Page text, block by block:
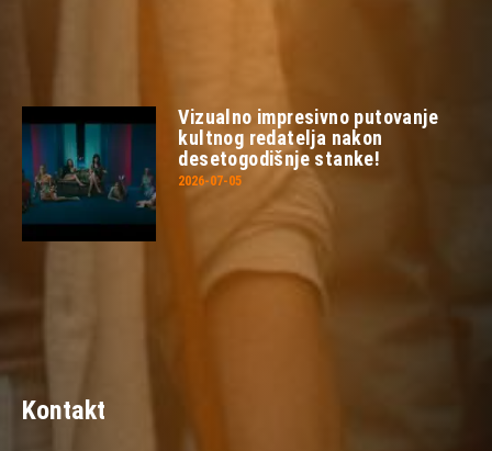
Vizualno impresivno putovanje
kultnog redatelja nakon
desetogodišnje stanke!
2026-07-05
Kontakt